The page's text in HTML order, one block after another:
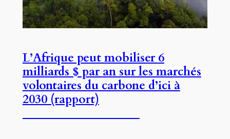
L’Afrique peut mobiliser 6
milliards $ par an sur les marchés
volontaires du carbone d’ici à
2030 (rapport)